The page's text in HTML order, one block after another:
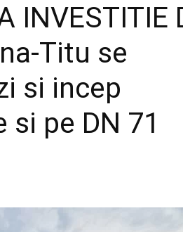
INVESTITIE
Titu se
si incep
si pe DN 71